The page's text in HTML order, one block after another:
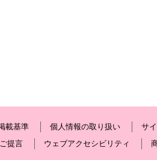
載基準 個人情報の取り扱い サ
提言 ウェブアクセシビリティ